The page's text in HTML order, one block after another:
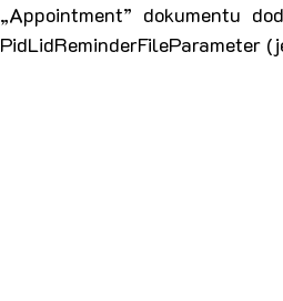
„Appointment” dokumentu
PidLidReminderFileParameter